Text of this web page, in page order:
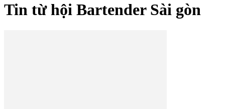
Tin từ hội Bartender Sài gòn